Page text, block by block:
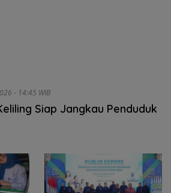
Selasa, 14/07/2026 - 14:45 WIB
Siap Jangkau Penduduk